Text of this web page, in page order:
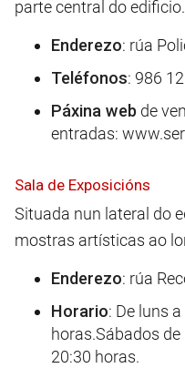
parte central do edificio.
Enderezo: rúa
Teléfonos: 986
Páxina web de
entradas:
Sala de Exposicións
Situada nun lateral do
mostras artísticas ao
Enderezo: rúa
Horario: De luns
horas.Sábados
20:30 horas.